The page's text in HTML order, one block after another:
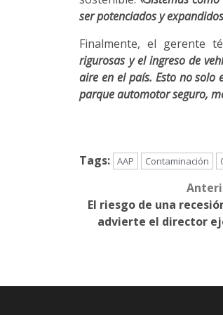
ser potenciados y
Finalmente, el gerente
rigurosas y el ingreso de
aire en el país. Esto no
parque automotor seguro,
Tags: AAP Contaminación
navigation
El riesgo de una
advierte el director